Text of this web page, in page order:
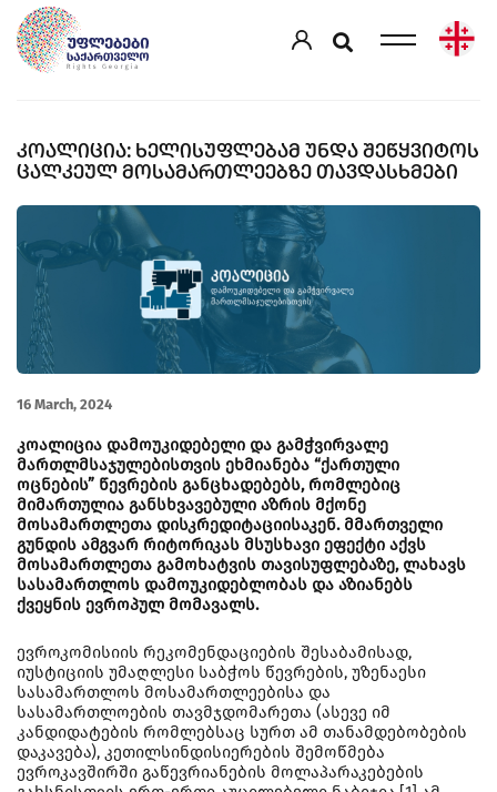
ᲙᲝᲐᲚᲘᲪᲘᲐ: ᲮᲔᲚᲘᲡᲣᲤᲚᲔᲑᲐᲛ ᲣᲜᲓᲐ ᲨᲔᲬᲧᲕᲘᲢᲝᲡ
ᲪᲐᲚᲙᲔᲣᲚ ᲛᲝᲡᲐᲛᲐᲠᲗᲚᲔᲔᲑᲖᲔ ᲗᲐᲕᲓᲐᲡᲮᲛᲔᲑᲘ
16 March, 2024
კოალიცია დამოუკიდებელი და გამჭვირვალე
მართლმსაჯულებისთვის ეხმიანება “ქართული
ოცნების” წევრების განცხადებებს, რომლებიც
მიმართულია განსხვავებული აზრის მქონე
მოსამართლეთა დისკრედიტაციისაკენ. მმართველი
გუნდის ამგვარ რიტორიკას მსუსხავი ეფექტი აქვს
მოსამართლეთა გამოხატვის თავისუფლებაზე, ლახავს
სასამართლოს დამოუკიდებლობას და აზიანებს
ქვეყნის ევროპულ მომავალს.
ევროკომისიის რეკომენდაციების შესაბამისად,
იუსტიციის უმაღლესი საბჭოს წევრების, უზენაესი
სასამართლოს მოსამართლეებისა და
სასამართლოების თავმჯდომარეთა (ასევე იმ
კანდიდატების რომლებსაც სურთ ამ თანამდებობების
დაკავება), კეთილსინდისიერების შემოწმება
ევროკავშირში გაწევრიანების მოლაპარაკებების